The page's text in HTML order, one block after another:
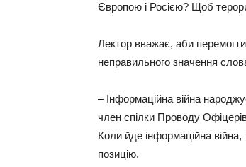
Європою і Росією? Щоб
Лектор вважає, аби
неправильного значення
– Інформаційна війна
член спілки Проводу
Коли йде інформаційна
позицію.